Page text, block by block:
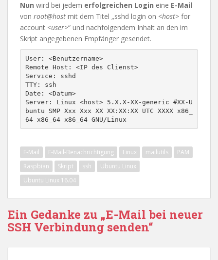
Nun wird bei jedem erfolgreichen Login eine E-Mail
von root@host mit dem Titel „sshd login on <host> for
account <user>“ und nachfolgendem Inhalt an den im
Skript angegebenen Empfänger gesendet.
User: <Benutzername>
Remote Host: <IP des Clienst>
Service: sshd
TTY: ssh
Date: <Datum>
Server: Linux <host> 5.X.X-XX-generic #XX-U
buntu SMP Xxx Xxx XX XX:XX:XX UTC XXXX x86_
64 x86_64 x86_64 GNU/Linux
E-Mail E-Mail-Benachrichtigung Linux mailutils
PAM
Raspbian
Skript ssh
Ubuntu Linux
Ubuntu Linux 16.04
Ein Gedanke zu „E-Mail bei neuer
SSH Verbindung senden“